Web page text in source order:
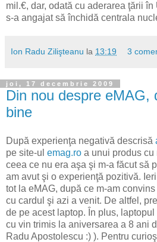
mil.€, dar, odată cu aderarea ţării
s-a angajat să închidă centrala
Ion Radu Zilişteanu la 13:19 3
joi, 17 decembrie 2009
Din nou despre eMAG,
bine
După experienţa negativă descrisă
pe site-ul emag.ro a unui produs cu
ceea ce nu era aşa şi m-a făcut să
am avut şi o experienţă pozitivă.
tot la eMAG, după ce m-am
cu cardul şi azi a venit. De altfel,
de pe acest laptop. În plus,
cu vin trimis la aniversarea a 8 ani
Radu Apostolescu :) ). Pentru